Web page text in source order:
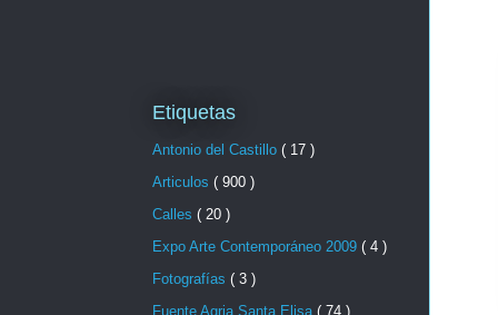
Etiquetas
Antonio del Castillo ( 17 )
Articulos ( 900 )
Calles ( 20 )
Expo Arte Contemporáneo 2009 ( 4 )
Fotografías ( 3 )
Fuente Agria Santa Elisa ( 74 )